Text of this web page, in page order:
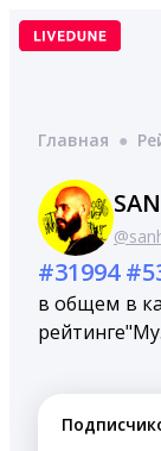
Перейти
Главная ●
#31994
в общем
рейтинге
в